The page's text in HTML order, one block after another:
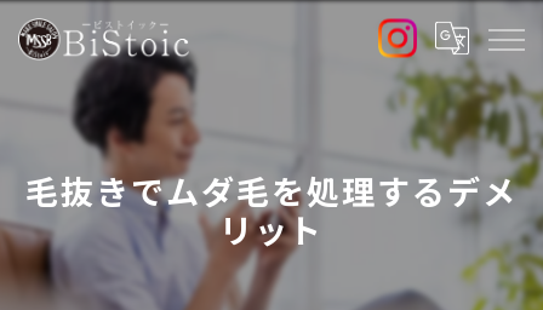
毛抜きでムダ毛を処理するデメ
リット